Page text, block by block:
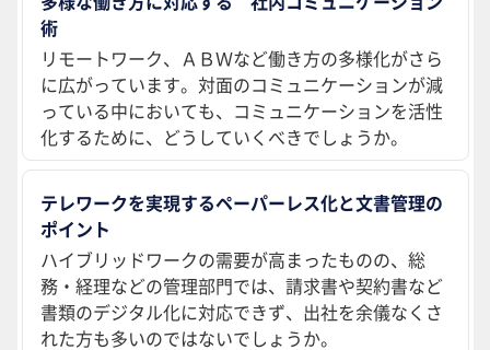
術
リモートワーク、ＡＢＷなど働き方の多様化がさら
に広がっています。対面のコミュニケーションが減
っている中においても、コミュニケーションを活性
化するために、どうしていくべきでしょうか。
テレワークを実現するペーパーレス化と文書管理の
ポイント
ハイブリッドワークの需要が高まったものの、総
務・経理などの管理部門では、請求書や契約書など
書類のデジタル化に対応できず、出社を余儀なくさ
れた方も多いのではないでしょうか。